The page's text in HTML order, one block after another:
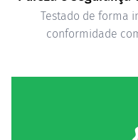
Testado de forma
conformidade